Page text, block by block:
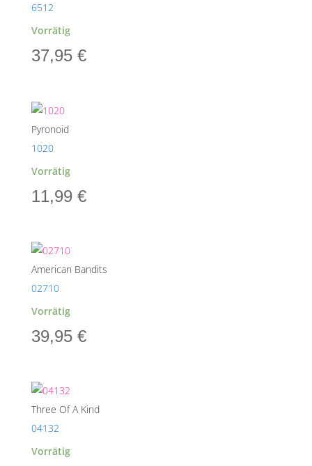
6512
Vorrätig
37,95 €
Pyronoid
1020
Vorrätig
11,99 €
American Bandits
02710
Vorrätig
39,95 €
Three Of A Kind
04132
Vorrätig